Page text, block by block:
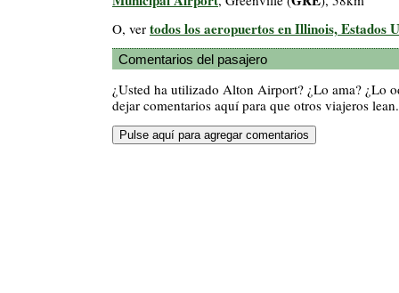
O, ver todos los aeropuertos en Illinois, Estados
Comentarios del pasajero
¿Usted ha utilizado Alton Airport? ¿Lo ama? ¿Lo
dejar comentarios aquí para que otros viajeros lean.